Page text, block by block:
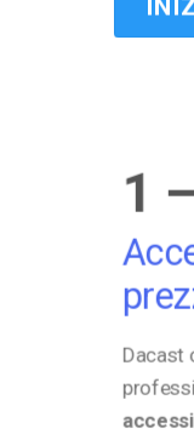
1
Dacast